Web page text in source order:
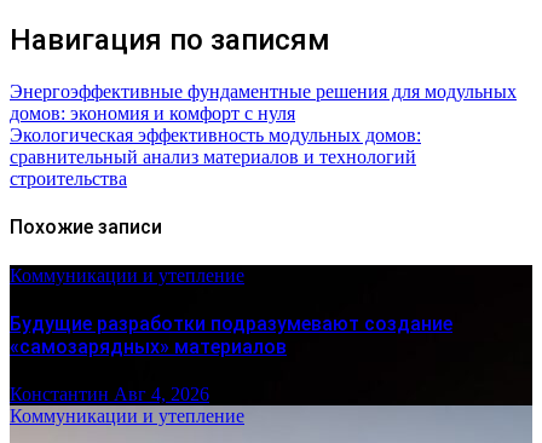
Навигация по записям
Энергоэффективные фундаментные решения для модульных
домов: экономия и комфорт с нуля
Экологическая эффективность модульных домов:
сравнительный анализ материалов и технологий
строительства
Похожие записи
Коммуникации и утепление
Будущие разработки подразумевают создание
«самозарядных» материалов
Константин Авг 4, 2026
Коммуникации и утепление